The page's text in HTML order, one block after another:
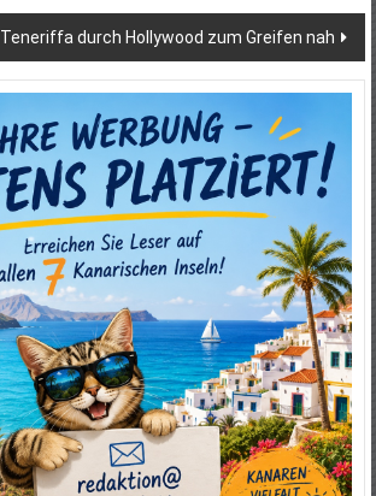
Teneriffa durch Hollywood zum Greifen nah